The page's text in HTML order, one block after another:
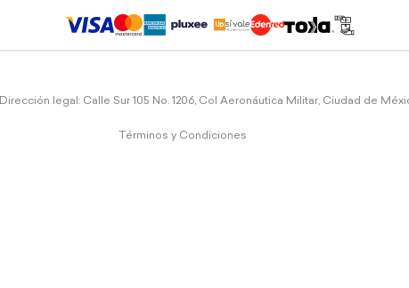
Dirección legal: Calle Sur 105 No. 1206, Col Aeronáutica Militar, Ciudad de
Términos y Condiciones